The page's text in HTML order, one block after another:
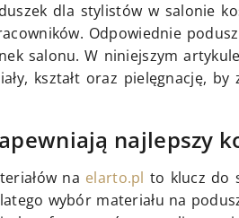
dla stylistów w salonie
Odpowiednie
salonu. W niniejszym
kształt oraz pielęgnację, by
najlepszy
na elarto.pl to klucz do
wybór materiału na